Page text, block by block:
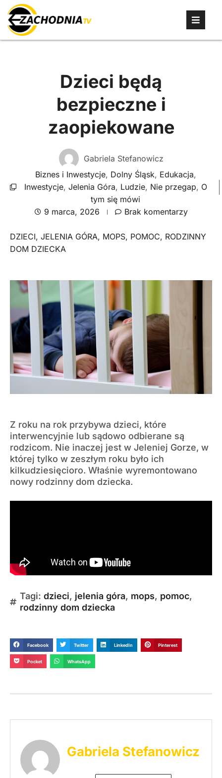
Dzieci będą
bezpieczne i
zaopiekowane
Gabriela Stefanowicz
Biznes i Inwestycje, Dolny Śląsk, Edukacja,
Inwestycje, Jelenia Góra, Ludzie, Nie przegap, O
tym się mówi
9 marca, 2026
Brak komentarzy
DZIECI, JELENIA GÓRA, MOPS, POMOC, RODZINNY
DOM DZIECKA
Z roku na rok przybywa dzieci, które
interwencyjnie lub sądowo odbierane są
rodzicom. Nie inaczej jest w Jeleniej Gorze, w
której tylko w zeszłym roku było ich
kilkudziesięcioro. Właśnie wyremontowano
nowy rodzinny dom dziecka.
Tagi: dzieci, jelenia góra, mops, pomoc,
rodzinny dom dziecka
Facebook Twitter LinkedIn Pinterest
Pocket WhatsApp
Gabriela Stefanowicz